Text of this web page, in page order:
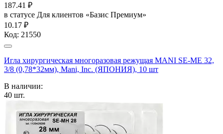
187.41 ₽
в статусе Для клиентов «Базис Премиум»
10.17 ₽
Код: 21550
Игла хирургическая многоразовая режущая MANI SE-MЕ 32,
3/8 (0,78*32мм), Mani, Inc. (ЯПОНИЯ), 10 шт
В наличии:
40 шт.